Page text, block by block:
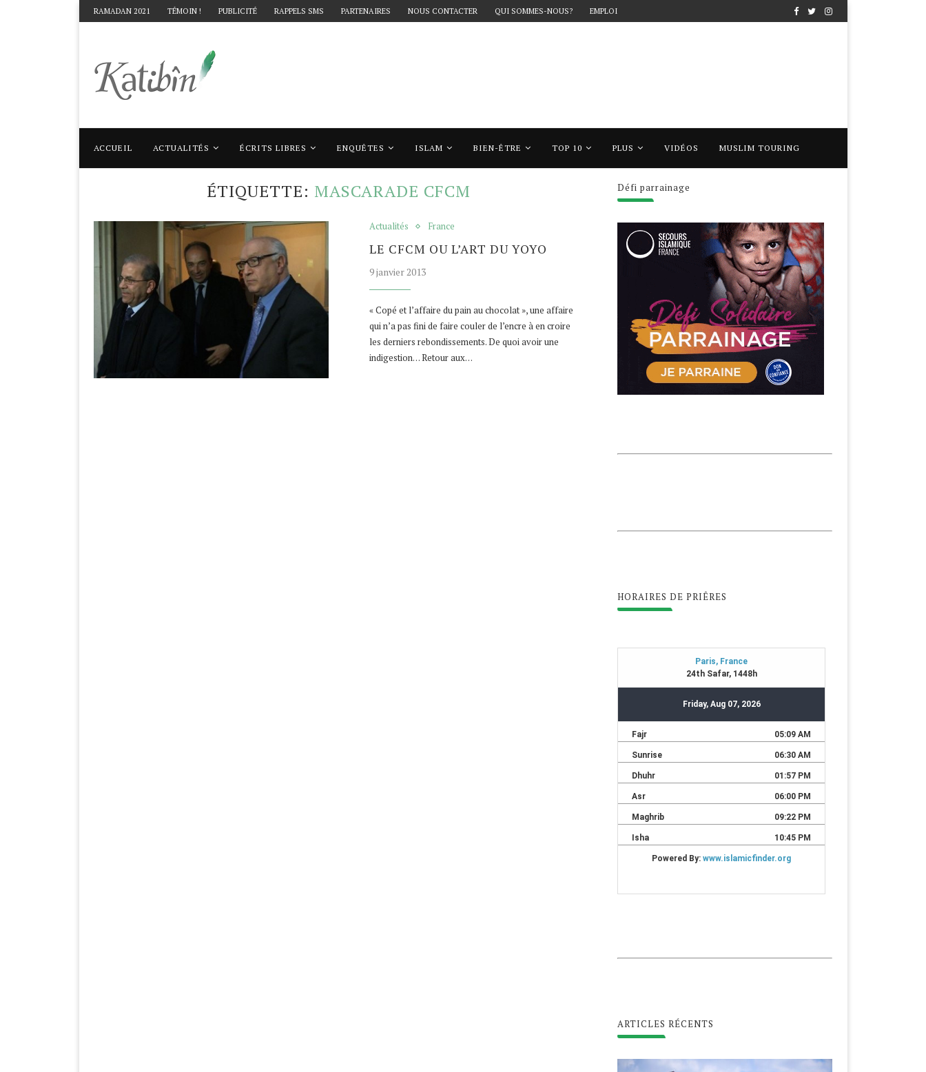
RAMADAN 2021 TÉMOIN ! PUBLICITÉ RAPPELS SMS PARTENAIRES NOUS CONTACTER QUI SOMMES-NOUS? EMPLOI
ACCUEIL ACTUALITÉS ÉCRITS LIBRES ENQUÊTES ISLAM BIEN-ÊTRE TOP 10 PLUS VIDÉOS MUSLIM TOURING
Accueil Mots clés Articles taggés avec "mascarade cfcm"
ÉTIQUETTE: MASCARADE CFCM
Actualités France
LE CFCM OU L’ART DU YOYO
9 janvier 2013
« Copé et l’affaire du pain au chocolat », une affaire
qui n’a pas fini de faire couler de l’encre à en croire
les derniers rebondissements. De quoi avoir une
indigestion… Retour aux…
Défi parrainage
HORAIRES DE PRIÊRES
ARTICLES RÉCENTS